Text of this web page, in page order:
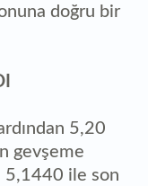
doğru bir
5,20
gevşeme
5,1440 ile son